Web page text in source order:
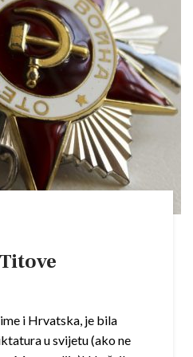
i Hrvatska, je bila
u svijetu (ako ne